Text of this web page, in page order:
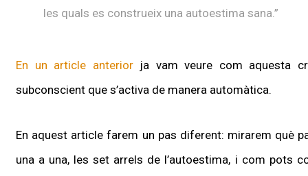
les quals es construeix una autoestima sana.”
En un article anteriorja vam veure com aquesta
subconscient que s’activa de manera automàtica.
En aquest article farem un pas diferent: mirarem què
una a una, les set arrels de l’autoestima, i com pots